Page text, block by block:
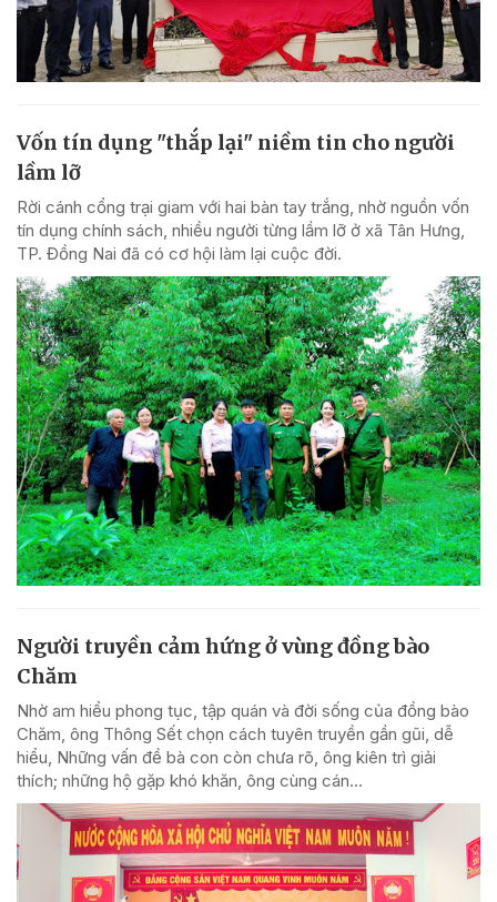
Vốn tín dụng "thắp lại" niềm tin cho người
lầm lỡ
Rời cánh cổng trại giam với hai bàn tay trắng, nhờ nguồn vốn
tín dụng chính sách, nhiều người từng lầm lỡ ở xã Tân Hưng,
TP. Đồng Nai đã có cơ hội làm lại cuộc đời.
Người truyền cảm hứng ở vùng đồng bào
Chăm
Nhờ am hiểu phong tục, tập quán và đời sống của đồng bào
Chăm, ông Thông Sết chọn cách tuyên truyền gần gũi, dễ
hiểu, Những vấn đề bà con còn chưa rõ, ông kiên trì giải
thích; những hộ gặp khó khăn, ông cùng cán...